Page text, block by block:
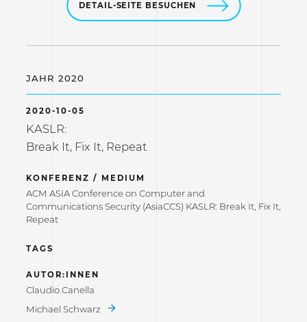
DETAIL-SEITE BESUCHEN
JAHR 2020
2020-10-05
KASLR:
Break It, Fix It, Repeat
KONFERENZ / MEDIUM
ACM ASIA Conference on Computer and
Communications Security (AsiaCCS) KASLR: Break It, Fix It,
Repeat
TAGS
AUTOR:INNEN
Claudio Canella
Michael Schwarz